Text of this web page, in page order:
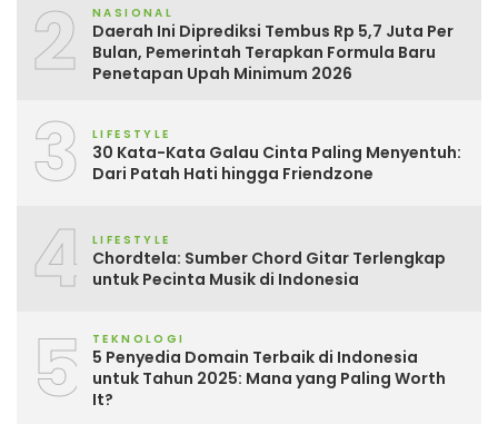
2 NASIONAL
Daerah Ini Diprediksi Tembus Rp 5,7 Juta Per
Bulan, Pemerintah Terapkan Formula Baru
Penetapan Upah Minimum 2026
3 LIFESTYLE
30 Kata-Kata Galau Cinta Paling Menyentuh:
Dari Patah Hati hingga Friendzone
4 LIFESTYLE
Chordtela: Sumber Chord Gitar Terlengkap
untuk Pecinta Musik di Indonesia
5 TEKNOLOGI
5 Penyedia Domain Terbaik di Indonesia
untuk Tahun 2025: Mana yang Paling Worth
It?